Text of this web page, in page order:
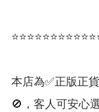
本店為✅正版正
🚫，客人可安心